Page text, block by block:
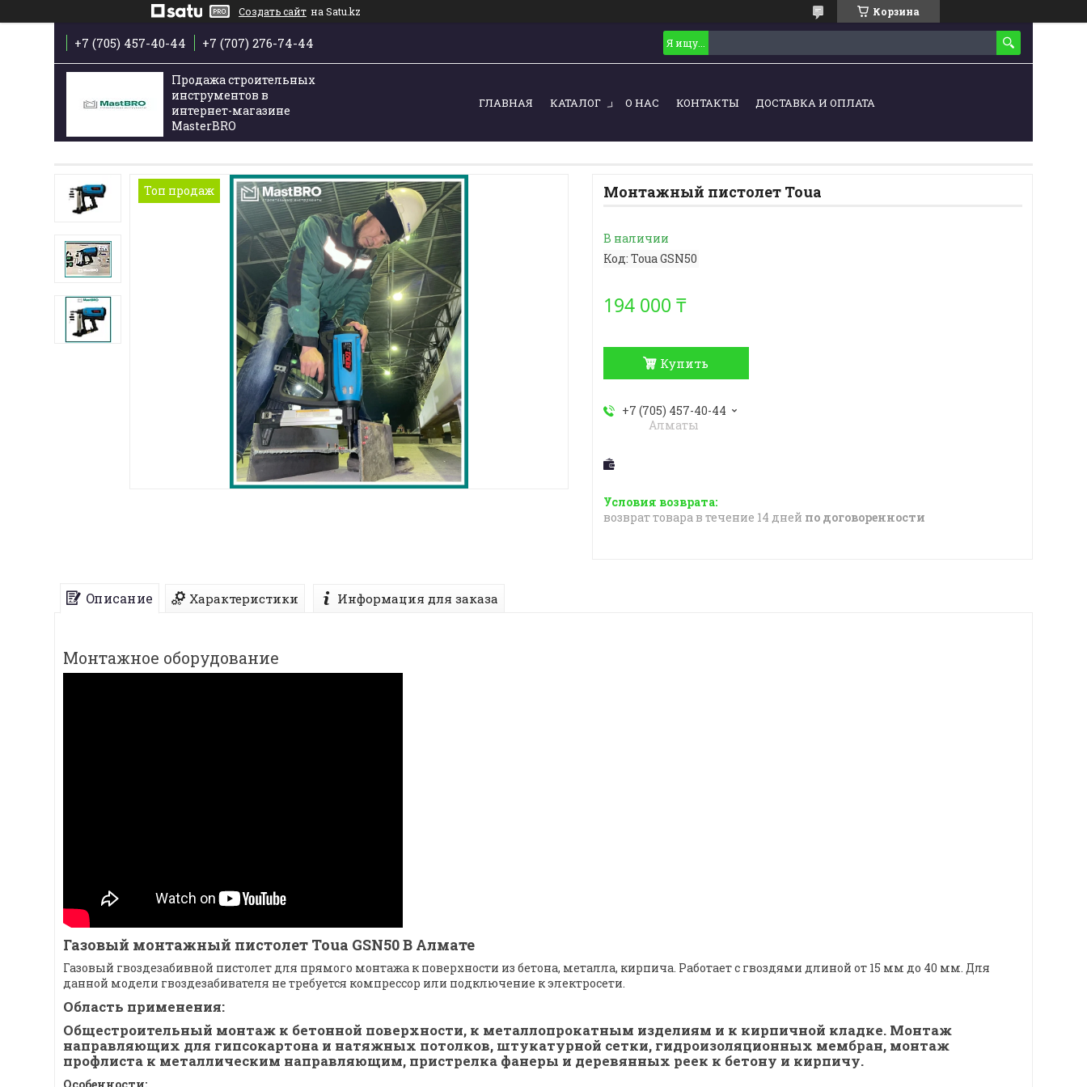
Создать сайт на Satu.kz Корзина
+7 (705) 457-40-44 +7 (707) 276-74-44
Продажа строительных
инструментов в
интернет-магазине
MasterBRO
ГЛАВНАЯ КАТАЛОГ О НАС КОНТАКТЫ ДОСТАВКА И ОПЛАТА
Топ продаж Монтажный пистолет Toua
В наличии
Код: Toua GSN50
194 000 ₸
Купить
+7 (705) 457-40-44
Алматы
возврат товара в течение 14 дней по договоренности
Описание Характеристики Информация для заказа
Монтажное оборудование
Газовый монтажный пистолет Toua GSN50 В Алмате
Газовый гвоздезабивной пистолет для прямого монтажа к поверхности из бетона, металла, кирпича. Работает с гвоздями длиной от 15 мм до 40 мм. Для
данной модели гвоздезабивателя не требуется компрессор или подключение к электросети.
Область применения:
Общестроительный монтаж к бетонной поверхности, к металлопрокатным изделиям и к кирпичной кладке. Монтаж
направляющих для гипсокартона и натяжных потолков, штукатурной сетки, гидроизоляционных мембран, монтаж
профлиста к металлическим направляющим, пристрелка фанеры и деревянных реек к бетону и кирпичу.